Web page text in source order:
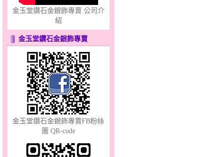
甜心女孩～金銀鋼女套鍊
心之舞～金銀鋼套鍊
金玉堂鑽石金銀飾專賣 公司介
紹
金玉堂鑽石金銀飾專賣
金玉堂鑽石金銀飾專賣FB粉絲
團 QR-code